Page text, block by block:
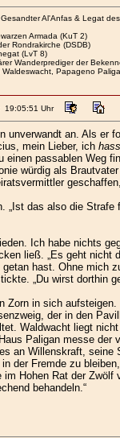
Al'Anfas & Legat
Armada (KuT 2)
Rondrakirche (DSDB)
(LvT 8)
Wanderprediger der
Papageno
19:05:51 Uhr
unverwandt an. Als er
mein Lieber, ich
einen passablen Weg
würdig als
„Ist das also die
Ich habe nichts
ließ. „Es geht nicht
hast. Ohne mich
„Du wirst dorthin
Zorn in sich
der in den
Waldwacht liegt
Paligan messe der
an Willenskraft,
der Fremde zu
Hohen Rat der
behandeln.“